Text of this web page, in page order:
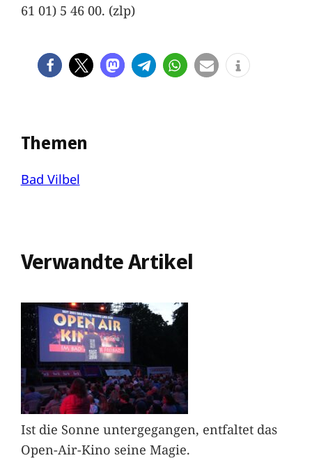
61 01) 5 46 00. (zlp)
Themen
Bad Vilbel
Verwandte Artikel
Ist die Sonne untergegangen, entfaltet das
Open-Air-Kino seine Magie.